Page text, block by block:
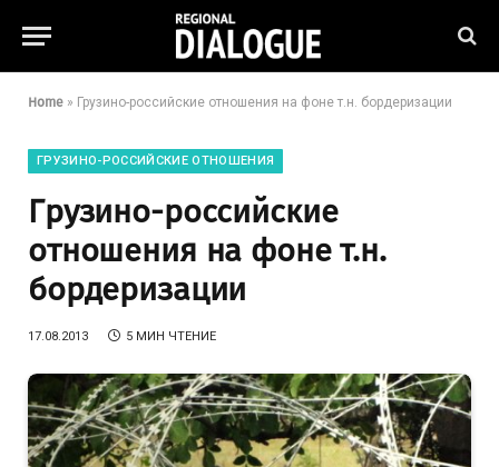
Home » Грузино-российские отношения на фоне т.н. бордеризации
ГРУЗИНО-РОССИЙСКИЕ ОТНОШЕНИЯ
Грузино-российские
отношения на фоне т.н.
бордеризации
17.08.2013 5 МИН ЧТЕНИЕ